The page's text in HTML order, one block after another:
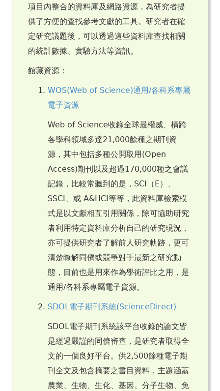
項目內整合的資料庫及網路資源，為研究者提
供了方便的查找參考文獻的工具。研究者在確
定研究議題後，可以透過這些資料庫查找相關
的統計數據、實驗方法等資訊。
館藏資源：
WOS(Web of Science)通用/各科系專屬
電子資源
Web of Science收錄全球最權威、橫跨
各學科領域多達21,000餘種之期刊資
源，其中包括多種公開取用(Open
Access)期刊以及超過170,000種之會議
記錄，比較常聽到的是，SCI（E）、
SSCI、或 A&HCI等等，此資料庫檢索模
式是以文獻相互引用關係，除可協助研究
者利用特定資料庫分析自己的研究現況，
亦可提供研究者了解前人研究軌跡，更可
清楚瞭解同儕或競爭對手最新之研究動
態，目前也是用來作為學術評比之用，是
通用/各科系專屬電子資源。
SDOL電子期刊系統(ScienceDirect)
SDOL電子期刊系統該平台收錄的論文皆
是經過嚴謹的同儕審查，是研究者取得全
文的一個良好平台。供2,500餘種電子期
刊全文及包含摘要之書目資料，主題涵蓋
農業、生物、生化、基因、分子生物、免